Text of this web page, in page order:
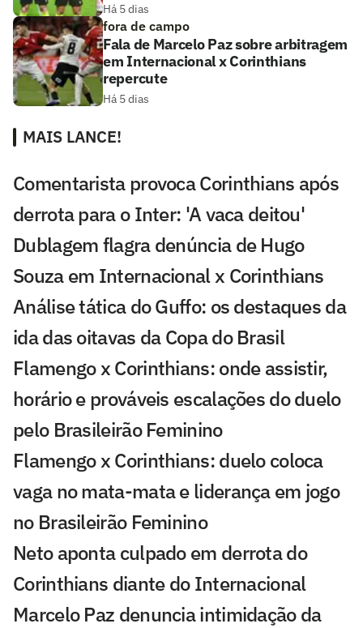
Há 5 dias
fora de campo
Fala de Marcelo Paz sobre arbitragem
em Internacional x Corinthians
repercute
Há 5 dias
MAIS LANCE!
Comentarista provoca Corinthians após
derrota para o Inter: 'A vaca deitou'
Dublagem flagra denúncia de Hugo
Souza em Internacional x Corinthians
Análise tática do Guffo: os destaques da
ida das oitavas da Copa do Brasil
Flamengo x Corinthians: onde assistir,
horário e prováveis escalações do duelo
pelo Brasileirão Feminino
Flamengo x Corinthians: duelo coloca
vaga no mata-mata e liderança em jogo
no Brasileirão Feminino
Neto aponta culpado em derrota do
Corinthians diante do Internacional
Marcelo Paz denuncia intimidação da